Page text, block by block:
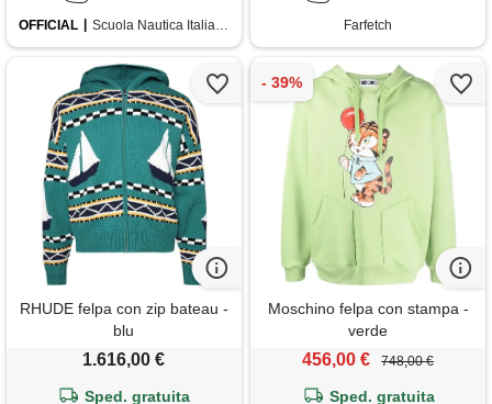
OFFICIAL
Scuola Nautica Italiana
Farfetch
RHUDE felpa con zip bateau -
blu
1.616,00 €
Sped. gratuita
Moschino felpa con stampa -
verde
456,00 € 748,00 €
Sped. gratuita